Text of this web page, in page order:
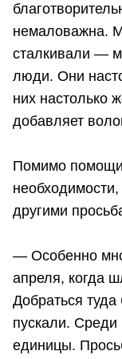
немаловажна.
сталкивали —
люди. Они
них
добавляет
Помимо
другими
— Особенно
апреля, когда
Добраться
пускали. Среди
единицы.